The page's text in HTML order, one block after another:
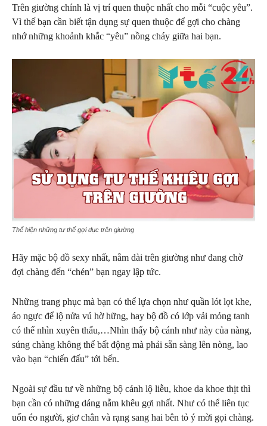
Trên giường chính là vị trí quen thuộc nhất cho mỗi “cuộc yêu”.
Vì thế bạn cần biết tận dụng sự quen thuộc để gợi cho chàng
nhớ những khoảnh khắc “yêu” nồng cháy giữa hai bạn.
Thể hiện những tư thế gợi dục trên giường
Hãy mặc bộ đồ sexy nhất, nằm dài trên giường như đang chờ
đợi chàng đến “chén” bạn ngay lập tức.
Những trang phục mà bạn có thể lựa chọn như quần lót lọt khe,
áo ngực để lộ nửa vú hờ hững, hay bộ đồ có lớp vải mỏng tanh
có thể nhìn xuyên thấu,…Nhìn thấy bộ cánh như này của nàng,
súng chàng không thể bất động mà phải sẵn sàng lên nòng, lao
vào bạn “chiến đấu” tới bến.
Ngoài sự đầu tư về những bộ cánh lộ liễu, khoe da khoe thịt thì
bạn cần có những dáng nằm khêu gợi nhất. Như có thể liên tục
uốn éo người, giơ chân và rạng sang hai bên tỏ ý mời gọi chàng.